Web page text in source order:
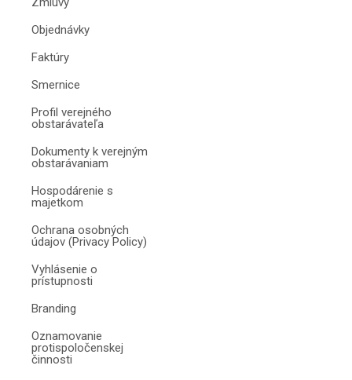
Objednávky
Faktúry
Smernice
Profil verejného
obstarávateľa
Dokumenty k verejným
obstarávaniam
Hospodárenie s
majetkom
Ochrana osobných
údajov (Privacy Policy)
Vyhlásenie o
prístupnosti
Branding
Oznamovanie
protispoločenskej
činnosti